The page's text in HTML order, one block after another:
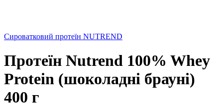
Сироватковий протеїн NUTREND
Протеїн Nutrend 100% Whey
Protein (шоколадні брауні)
400 г